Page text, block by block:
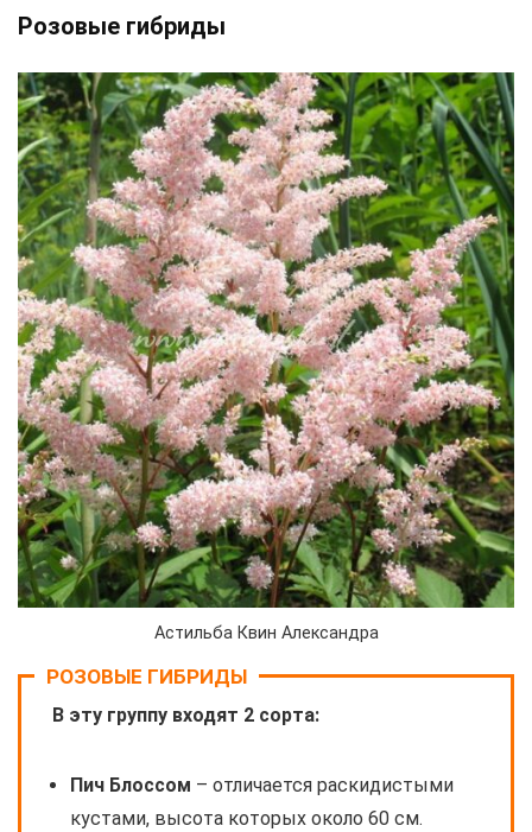
Розовые гибриды
Астильба Квин Александра
РОЗОВЫЕ ГИБРИДЫ
В эту группу входят 2 сорта:
Пич Блоссом – отличается раскидистыми
кустами, высота которых около 60 см.